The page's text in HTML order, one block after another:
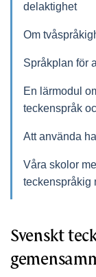
delaktighet
Om
Språkplan för
En lärmodul
teckenspråk
Att använda
Våra skolor
teckenspråkig
Svenskt